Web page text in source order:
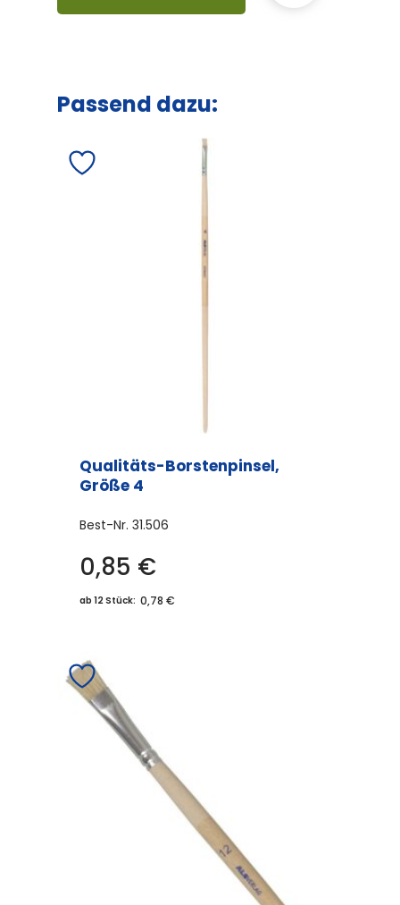
Passend dazu:
Qualitäts-Borstenpinsel,
Größe 4
Best-Nr. 31.506
0,85 €
ab 12 Stück: 0,78 €